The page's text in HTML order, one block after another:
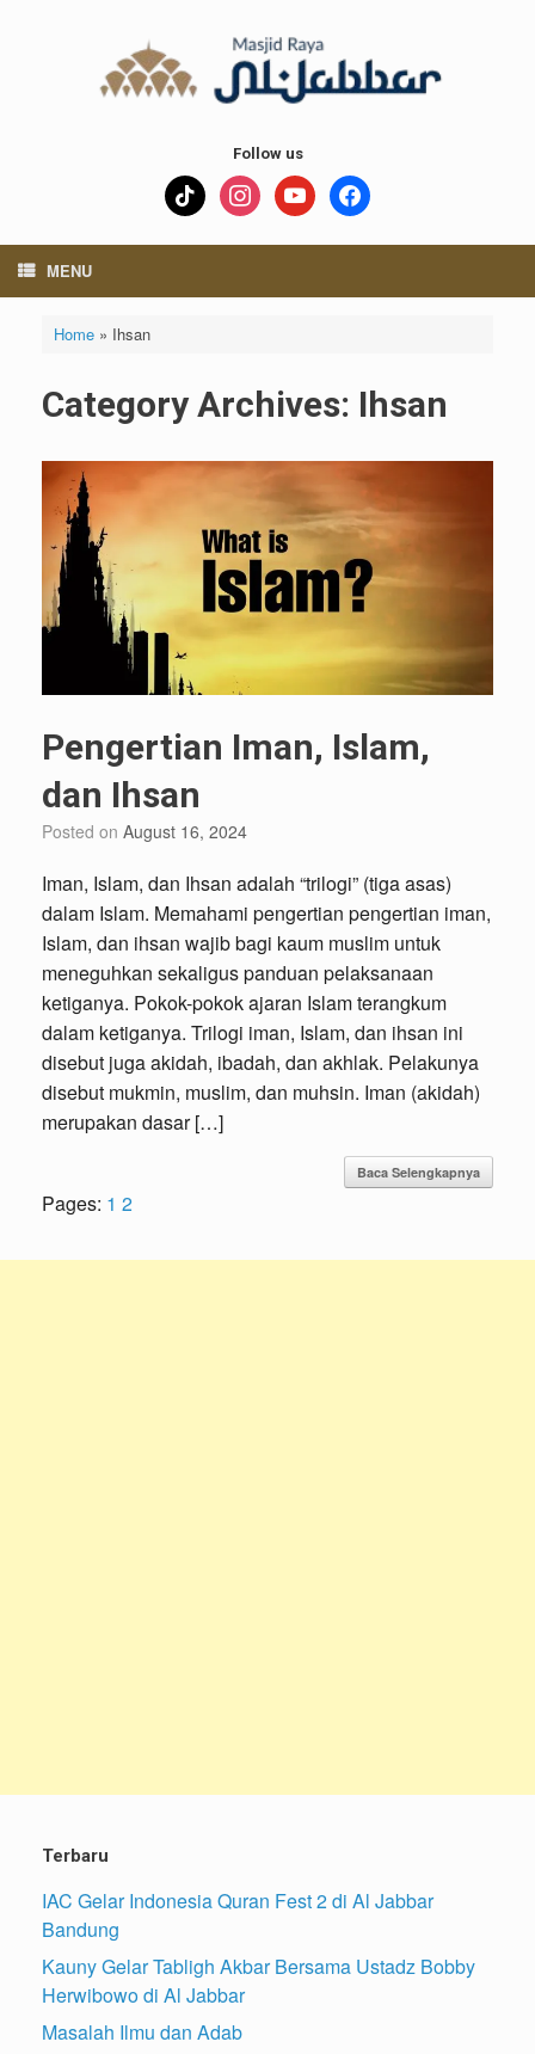
Follow us
tiktok instagramyoutube facebook
MENU
Home» Ihsan
Category Archives: Ihsan
Pengertian Iman, Islam,
dan Ihsan
Posted on August 16, 2024
Iman, Islam, dan Ihsan adalah “trilogi” (tiga asas)
dalam Islam. Memahami pengertian pengertian iman,
Islam, dan ihsan wajib bagi kaum muslim untuk
meneguhkan sekaligus panduan pelaksanaan
ketiganya. Pokok-pokok ajaran Islam terangkum
dalam ketiganya. Trilogi iman, Islam, dan ihsan ini
disebut juga akidah, ibadah, dan akhlak. Pelakunya
disebut mukmin, muslim, dan muhsin. Iman (akidah)
merupakan dasar […]
Baca Selengkapnya
Pages: 1 2
Terbaru
IAC Gelar Indonesia Quran Fest 2 di Al Jabbar
Bandung
Kauny Gelar Tabligh Akbar Bersama Ustadz Bobby
Herwibowo di Al Jabbar
Masalah Ilmu dan Adab